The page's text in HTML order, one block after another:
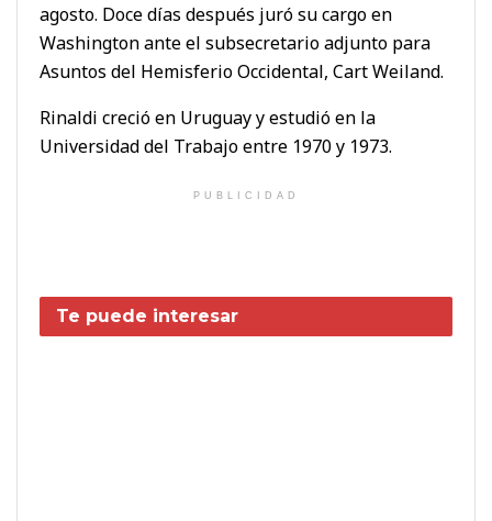
agosto. Doce días después juró su cargo en
Washington ante el subsecretario adjunto para
Asuntos del Hemisferio Occidental, Cart Weiland.
Rinaldi creció en Uruguay y estudió en la
Universidad del Trabajo entre 1970 y 1973.
PUBLICIDAD
Te puede interesar